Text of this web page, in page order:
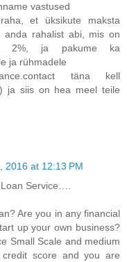
vastused
et üksikute maksta
rahalist abi, mis on
2%, ja pakume ka
ja rühmadele
täna kell
ja siis on hea meel teile
2016 at 12:13 PM
Loan Service….
Are you in any financial
up your own business?
Small Scale and medium
score and you are